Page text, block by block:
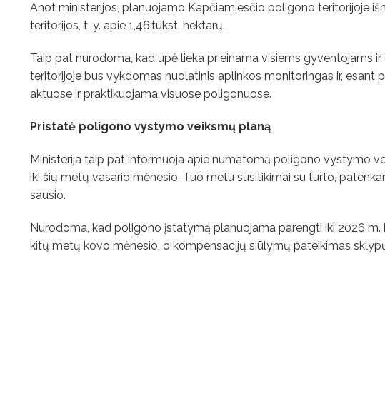
Anot ministerijos, planuojamo Kapčiamiesčio poligono teritorijoje
teritorijos, t. y. apie 1,46 tūkst. hektarų.
Taip pat nurodoma, kad upė lieka prieinama visiems gyventojams
teritorijoje bus vykdomas nuolatinis aplinkos monitoringas ir,
aktuose ir praktikuojama visuose poligonuose.
Pristatė poligono vystymo veiksmų planą
Ministerija taip pat informuoja apie numatomą poligono vystymo
iki šių metų vasario mėnesio. Tuo metu susitikimai su turto,
sausio.
Nurodoma, kad poligono įstatymą planuojama parengti iki 2026
kitų metų kovo mėnesio, o kompensacijų siūlymų pateikimas